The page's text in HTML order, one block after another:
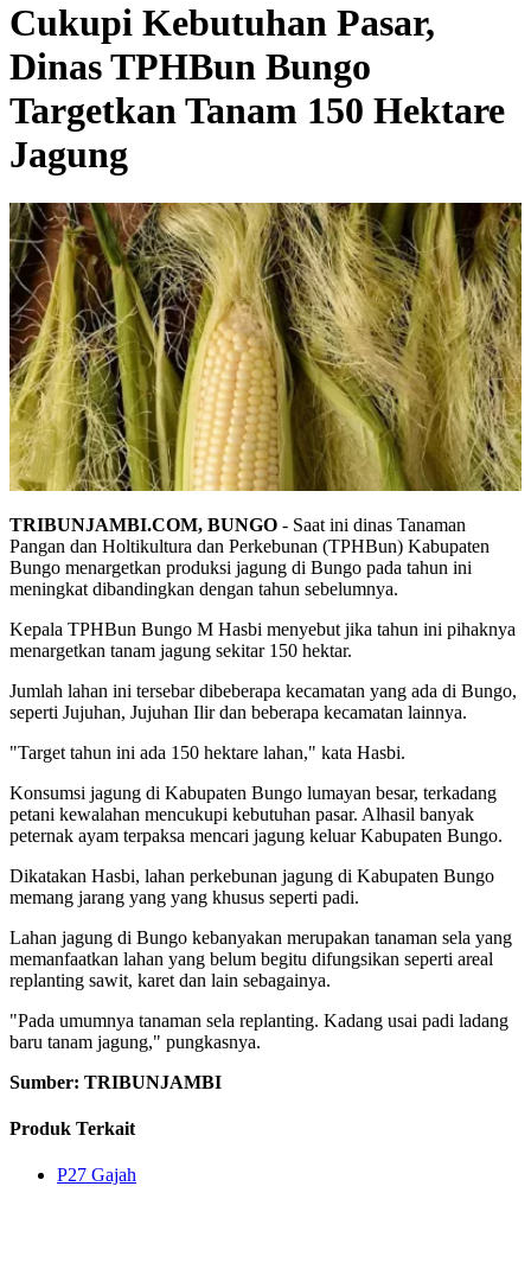
Cukupi Kebutuhan Pasar,
Dinas TPHBun Bungo
Targetkan Tanam 150 Hektare
Jagung
TRIBUNJAMBI.COM, BUNGO - Saat ini dinas Tanaman
Pangan dan Holtikultura dan Perkebunan (TPHBun) Kabupaten
Bungo menargetkan produksi jagung di Bungo pada tahun ini
meningkat dibandingkan dengan tahun sebelumnya.
Kepala TPHBun Bungo M Hasbi menyebut jika tahun ini pihaknya
menargetkan tanam jagung sekitar 150 hektar.
Jumlah lahan ini tersebar dibeberapa kecamatan yang ada di Bungo,
seperti Jujuhan, Jujuhan Ilir dan beberapa kecamatan lainnya.
"Target tahun ini ada 150 hektare lahan," kata Hasbi.
Konsumsi jagung di Kabupaten Bungo lumayan besar, terkadang
petani kewalahan mencukupi kebutuhan pasar. Alhasil banyak
peternak ayam terpaksa mencari jagung keluar Kabupaten Bungo.
Dikatakan Hasbi, lahan perkebunan jagung di Kabupaten Bungo
memang jarang yang yang khusus seperti padi.
Lahan jagung di Bungo kebanyakan merupakan tanaman sela yang
memanfaatkan lahan yang belum begitu difungsikan seperti areal
replanting sawit, karet dan lain sebagainya.
"Pada umumnya tanaman sela replanting. Kadang usai padi ladang
baru tanam jagung," pungkasnya.
Sumber: TRIBUNJAMBI
Produk Terkait
P27 Gajah